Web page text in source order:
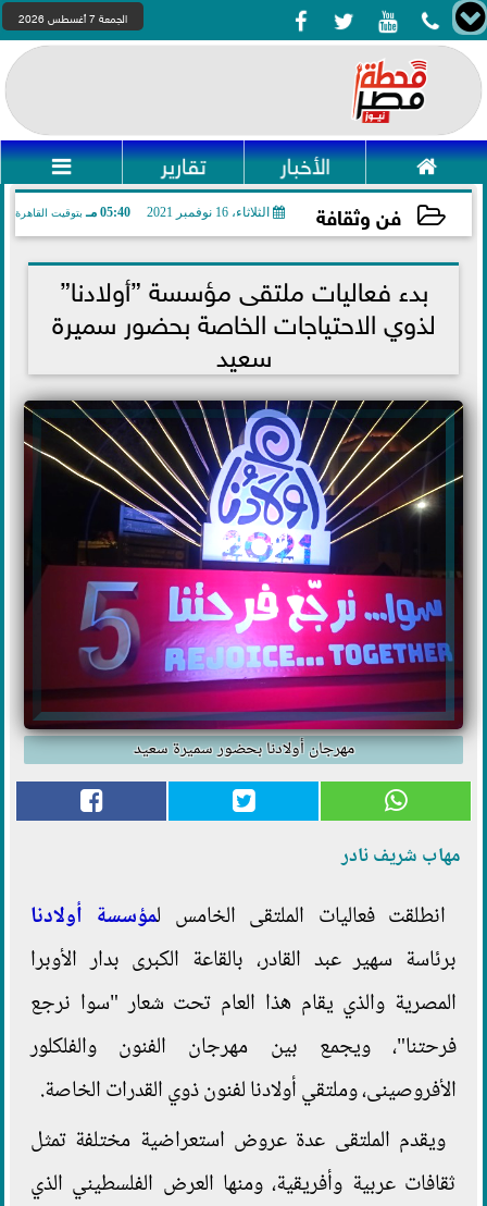
    الجمعة 7 أغسطس 2026
 الأخبار تقارير 
فن وثقافة الثلاثاء، 16 نوفمبر 2021 05:40 مـ بتوقيت القاهرة
2021-11-16 17:40:39بدء فعاليات ملتقى مؤسسة ”أولادنا”
لذوي الاحتياجات الخاصة بحضور سميرة
سعيد
مهرجان أولادنا بحضور سميرة سعيد
مهاب شريف نادر
انطلقت فعاليات الملتقى الخامس لمؤسسة أولادنا
برئاسة سهير عبد القادر، بالقاعة الكبرى بدار الأوبرا
المصرية والذي يقام هذا العام تحت شعار "سوا نرجع
فرحتنا"، ويجمع بين مهرجان الفنون والفلكلور
الأفروصينى، وملتقي أولادنا لفنون ذوي القدرات الخاصة.
ويقدم الملتقى عدة عروض استعراضية مختلفة تمثل
ثقافات عربية وأفريقية، ومنها العرض الفلسطيني الذي